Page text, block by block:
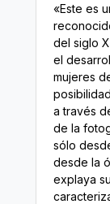
«Este es
del siglo
el
mujeres
a través
de la
sólo
desde la
explaya